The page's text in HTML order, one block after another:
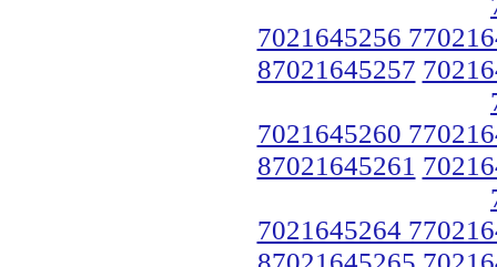
7021645256
87021645257
7021645260
87021645261
7021645264